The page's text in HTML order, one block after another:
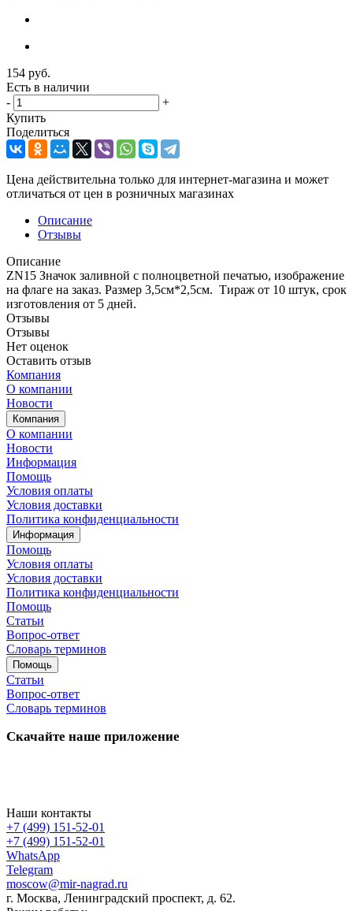
154 руб.
Есть в наличии
-
+
Купить
Поделиться
Цена действительна только для интернет-магазина и может
отличаться от цен в розничных магазинах
Описание
Отзывы
Описание
ZN15 Значок заливной с полноцветной печатью, изображение
на флаге на заказ. Размер 3,5см*2,5см. Тираж от 10 штук, срок
изготовления от 5 дней.
Отзывы
Отзывы
Нет оценок
Оставить отзыв
Компания
О компании
Новости
Компания
О компании
Новости
Информация
Помощь
Условия оплаты
Условия доставки
Политика конфиденциальности
Информация
Помощь
Условия оплаты
Условия доставки
Политика конфиденциальности
Помощь
Статьи
Вопрос-ответ
Словарь терминов
Помощь
Статьи
Вопрос-ответ
Словарь терминов
Скачайте наше приложение
Наши контакты
+7 (499) 151-52-01
+7 (499) 151-52-01
WhatsApp
Telegram
moscow@mir-nagrad.ru
г. Москва, Ленинградский проспект, д. 62.